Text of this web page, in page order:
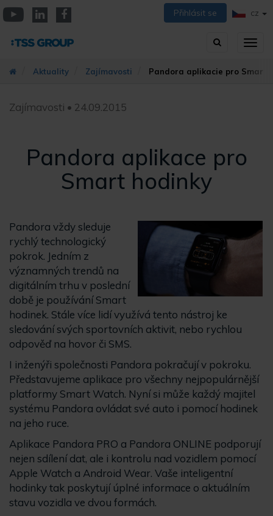
Přejít
k
hlavnímu
obsahu
Přihlásit se CZ
Vyhledávání
Aktuality Zajímavosti Pandora aplikacie pro Smart
Zajímavosti • 24.09.2015
Pandora aplikace pro
Smart hodinky
Pandora vždy sleduje
rychlý technologický
pokrok. Jedním z
významných trendů na
digitálním trhu v poslední
době je používání Smart
hodinek. Stále více lidí využívá tento nástroj ke
sledování svých sportovních aktivit, nebo rychlou
odpověď na hovor či SMS.
I inženýři společnosti Pandora pokračují v pokroku.
Představujeme aplikace pro všechny nejpopulárnější
platformy Smart Watch. Nyní si může každý majitel
systému Pandora ovládat své auto i pomocí hodinek
na jeho ruce.
Aplikace Pandora PRO a Pandora ONLINE podporují
nejen sdílení dat, ale i kontrolu nad vozidlem pomocí
Apple Watch a Android Wear. Vaše inteligentní
hodinky tak poskytují úplné informace o aktuálním
stavu vozidla ve dvou formách.